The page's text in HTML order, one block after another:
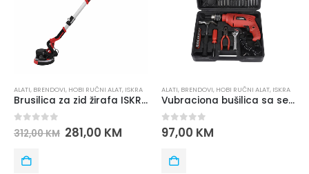
ALATI, BRENDOVI, HOBI RUČNI ALAT, ISKRA
Brusilica za zid žirafa ISKRA DS750-225
out of 5
312,00KM 281,00 KM
ALATI, BRENDOVI, HOBI RUČNI ALAT, ISKRA
Vubraciona bušilica sa setom alata ISKRA GX-BMC002
0out of 5
97,00 KM